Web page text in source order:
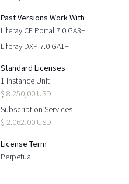
Past Versions Work With
Liferay CE Portal 7.0 GA3+
Liferay DXP 7.0 GA1+
Standard Licenses
1 Instance Unit
$ 8.250,00 USD
Subscription Services
$ 2.062,00 USD
License Term
Perpetual